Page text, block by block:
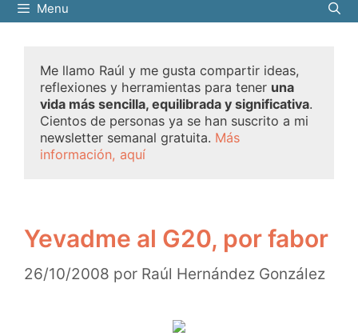
Menu
Me llamo Raúl y me gusta compartir ideas,
reflexiones y herramientas para tener una
vida más sencilla, equilibrada y significativa.
Cientos de personas ya se han suscrito a mi
newsletter semanal gratuita. Más
información, aquí
Yevadme al G20, por fabor
26/10/2008 por Raúl Hernández González